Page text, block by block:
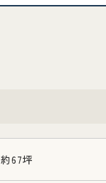
約67坪